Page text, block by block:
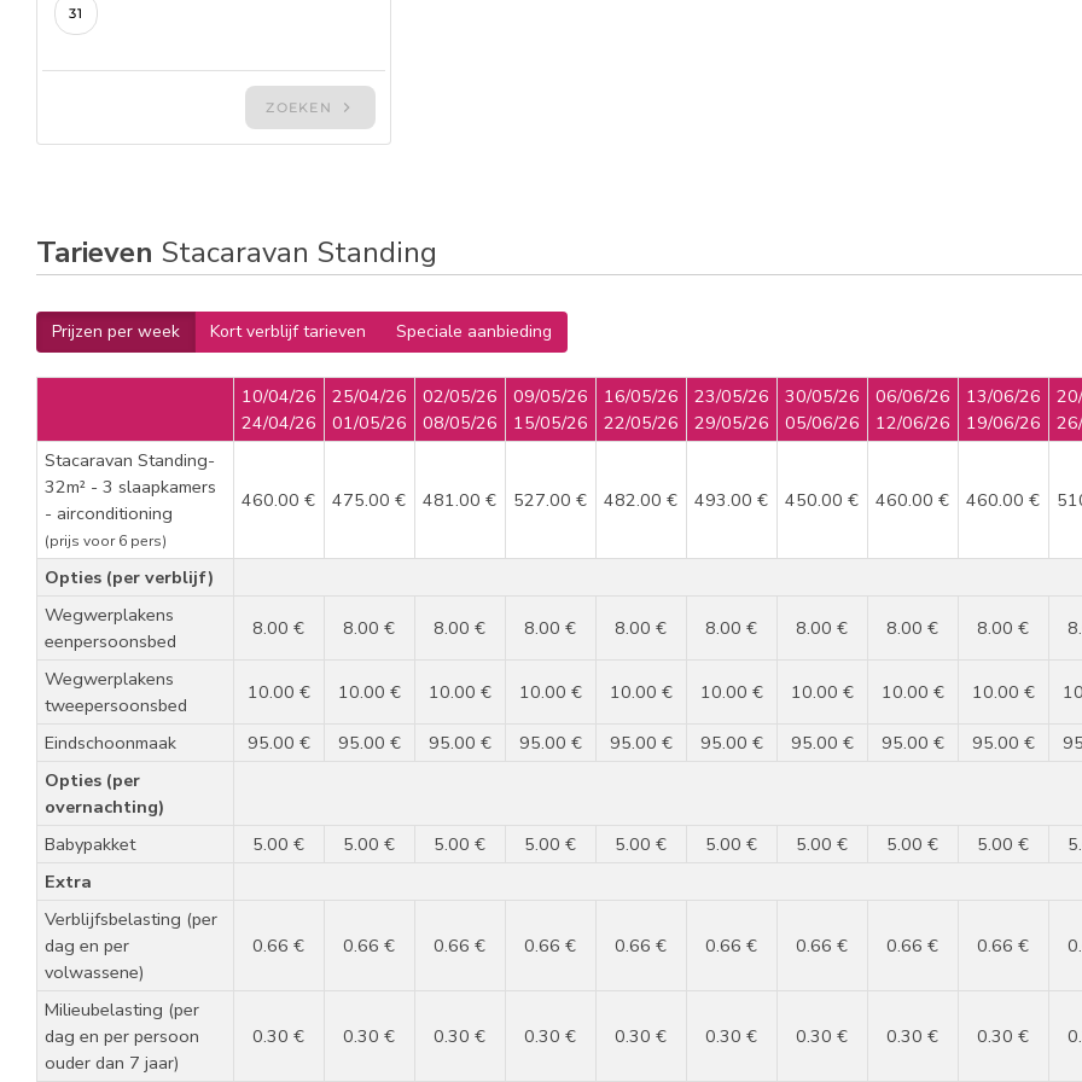
Tarieven Stacaravan Standing
Prijzen per week Kort verblijf tarieven Speciale aanbieding
10/04/26
24/04/26
25/04/26
01/05/26
02/05/26
08/05/26
09/05/26
15/05/26
16/05/26
22/05/26
23/05/26
29/05/26
30/05/26
05/06/26
06/06/26
12/06/26
13/06/26
19/06/26
Stacaravan Standing-
32m² - 3 slaapkamers
- airconditioning
(prijs voor 6 pers)
460.00 € 475.00 € 481.00 € 527.00 € 482.00 € 493.00 € 450.00 € 460.00 € 460.00 €
Opties (per verblijf)
Wegwerplakens
eenpersoonsbed
8.00 € 8.00 € 8.00 € 8.00 € 8.00 € 8.00 € 8.00 € 8.00 € 8.00 €
Wegwerplakens
tweepersoonsbed
10.00 € 10.00 € 10.00 € 10.00 € 10.00 € 10.00 € 10.00 € 10.00 € 10.00 €
Eindschoonmaak 95.00 € 95.00 € 95.00 € 95.00 € 95.00 € 95.00 € 95.00 € 95.00 € 95.00 €
Opties (per
overnachting)
Babypakket
5.00 € 5.00 € 5.00 € 5.00 € 5.00 € 5.00 € 5.00 € 5.00 € 5.00 €
Extra
Verblijfsbelasting (per
dag en per
volwassene)
0.66 € 0.66 € 0.66 € 0.66 € 0.66 € 0.66 € 0.66 € 0.66 € 0.66 €
Milieubelasting (per
dag en per persoon
ouder dan 7 jaar)
0.30 € 0.30 € 0.30 € 0.30 € 0.30 € 0.30 € 0.30 € 0.30 € 0.30 €